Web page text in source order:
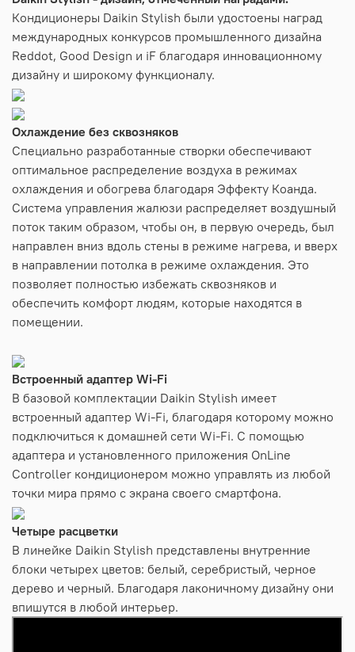
Кондиционеры Daikin Stylish были удостоены наград
международных конкурсов промышленного дизайна
Reddot, Good Design и iF благодаря инновационному
дизайну и широкому функционалу.
Охлаждение без сквозняков
Специально разработанные створки обеспечивают
оптимальное распределение воздуха в режимах
охлаждения и обогрева благодаря Эффекту Коанда.
Система управления жалюзи распределяет воздушный
поток таким образом, чтобы он, в первую очередь, был
направлен вниз вдоль стены в режиме нагрева, и вверх
в направлении потолка в режиме охлаждения. Это
позволяет полностью избежать сквозняков и
обеспечить комфорт людям, которые находятся в
помещении.
Встроенный адаптер Wi-Fi
В базовой комплектации Daikin Stylish имеет
встроенный адаптер Wi-Fi, благодаря которому можно
подключиться к домашней сети Wi-Fi. С помощью
адаптера и установленного приложения OnLine
Controller кондиционером можно управлять из любой
точки мира прямо с экрана своего смартфона.
Четыре расцветки
В линейке Daikin Stylish представлены внутренние
блоки четырех цветов: белый, серебристый, черное
дерево и черный. Благодаря лаконичному дизайну они
впишутся в любой интерьер.